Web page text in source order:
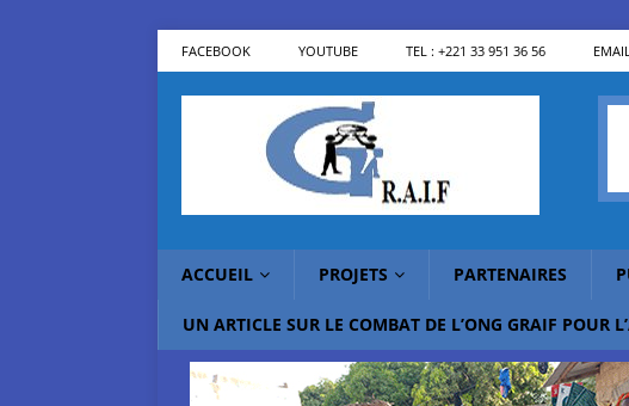
FACEBOOK YOUTUBE TEL : +221 33 951 36 56
ACCUEIL PROJETS PARTENAIRES
UN ARTICLE SUR LE COMBAT DE L’ONG GRAIF POUR